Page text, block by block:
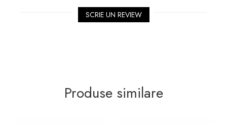
SCRIE UN REVIEW
Produse similare